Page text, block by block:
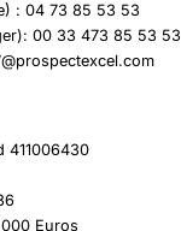
: 04 73 85 53 53
00 33 473 85 53 53
411006430
Euros